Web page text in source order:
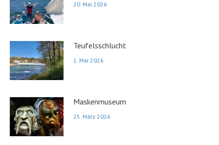
20. Mai 2026
Teufelsschlucht
1. Mai 2026
Maskenmuseum
25. März 2026